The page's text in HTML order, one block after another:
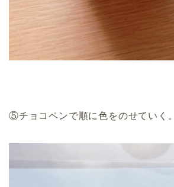
⑤チョコペンで順に色をのせていく。